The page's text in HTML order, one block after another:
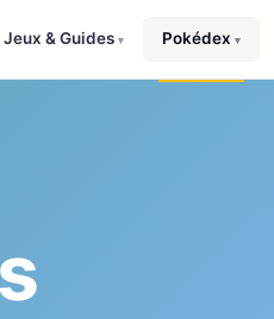
Jeux & Guides ▾ Pokédex ▾